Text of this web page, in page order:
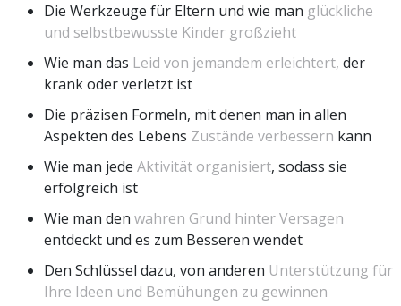
Die Werkzeuge für Eltern und wie man glückliche
und selbstbewusste Kinder großzieht
Wie man das Leid von jemandem erleichtert, der
krank oder verletzt ist
Die präzisen Formeln, mit denen man in allen
Aspekten des Lebens Zustände verbessern kann
Wie man jede Aktivität organisiert, sodass sie
erfolgreich ist
Wie man den wahren Grund hinter Versagen
entdeckt und es zum Besseren wendet
Den Schlüssel dazu, von anderen Unterstützung für
Ihre Ideen und Bemühungen zu gewinnen